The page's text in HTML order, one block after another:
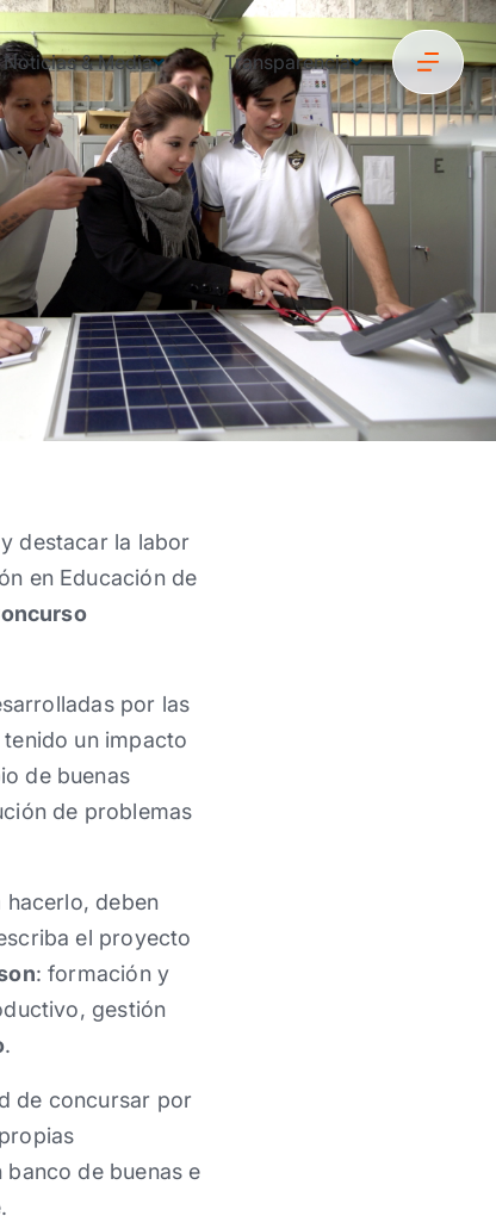
Noticias & Media Transparencia
destacar la labor
en Educación de
por las
un impacto
de buenas
de problemas
deben
el proyecto
: formación y
gestión
.
de concursar por
de buenas e